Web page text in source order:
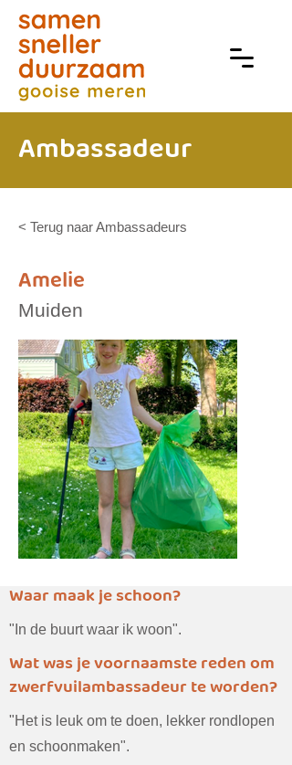
Ambassadeur
< Terug naar Ambassadeurs
Amelie
Muiden
Waar maak je schoon?
"In de buurt waar ik woon".
Wat was je voornaamste reden om
zwerfvuilambassadeur te worden?
"Het is leuk om te doen, lekker rondlopen
en schoonmaken".